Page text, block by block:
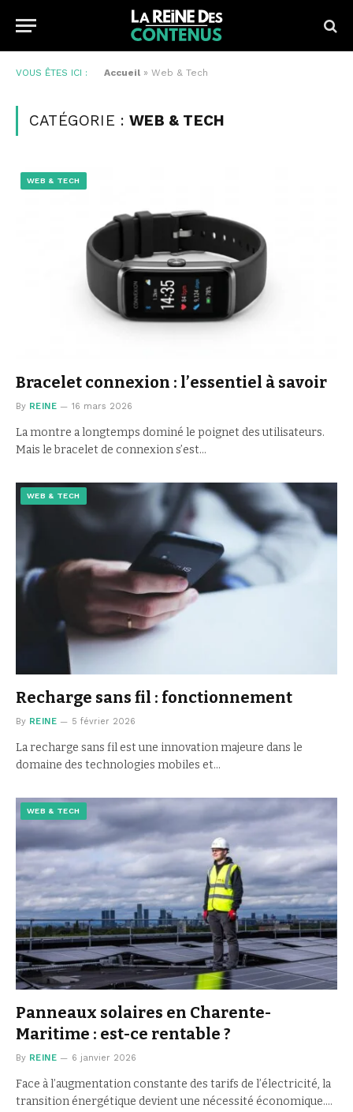
VOUS ÊTES ICI : Accueil » Web & Tech
CATÉGORIE :WEB & TECH
WEB & TECH
Bracelet connexion : l’essentiel à savoir
By REINE 16 mars 2026
La montre a longtemps dominé le poignet des utilisateurs.
Mais le bracelet de connexion s’est…
WEB & TECH
Recharge sans fil : fonctionnement
By REINE 5 février 2026
La recharge sans fil est une innovation majeure dans le
domaine des technologies mobiles et…
WEB & TECH
Panneaux solaires en Charente-
Maritime : est-ce rentable ?
By REINE 6 janvier 2026
Face à l’augmentation constante des tarifs de l’électricité, la
transition énergétique devient une nécessité économique.…